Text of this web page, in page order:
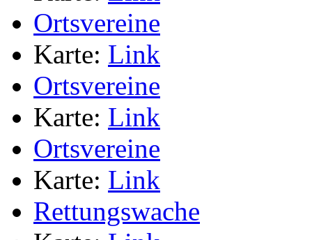
Ortsvereine
Karte: Link
Ortsvereine
Karte: Link
Ortsvereine
Karte: Link
Rettungswache